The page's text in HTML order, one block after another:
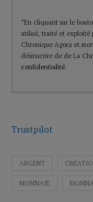
*En cliquant sur le
utilisé, traité et exploité
Chronique Agora et
désinscrire de de La
confidentialité.
Trustpilot
ARGENT
MONNAIE